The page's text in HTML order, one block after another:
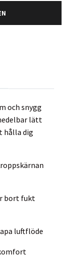
och snygg
lätt
hålla dig
bort fukt
luftflöde